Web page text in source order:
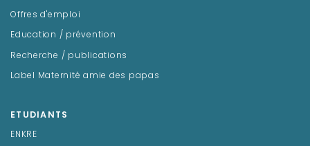
Offres d'emploi
Education / prévention
Recherche / publications
Label Maternité amie des papas
ETUDIANTS
ENKRE